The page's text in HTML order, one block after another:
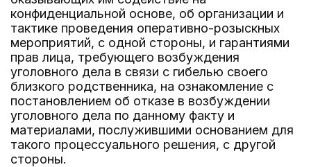
конфиденциальной основе, об организации и
тактике проведения оперативно-розыскных
мероприятий, с одной стороны, и гарантиями
прав лица, требующего возбуждения
уголовного дела в связи с гибелью своего
близкого родственника, на ознакомление с
постановлением об отказе в возбуждении
уголовного дела по данному факту и
материалами, послужившими основанием для
такого процессуального решения, с другой
стороны.